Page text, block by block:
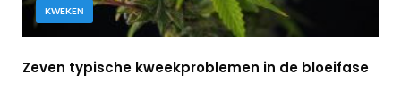
KWEKEN
Zeven typische kweekproblemen in de bloeifase